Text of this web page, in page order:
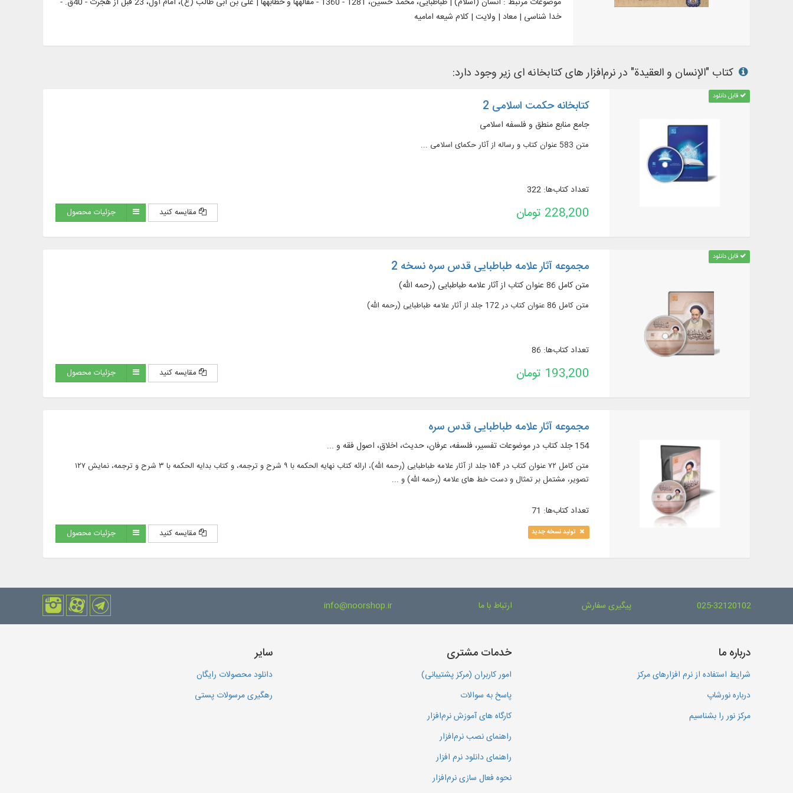
خدا شناسی | معاد | ولایت | کلام شیعه امامیه
کتاب "الإنسان و العقیدة" در نرم‌افزار های کتابخانه ای زیر وجود دارد:
قابل دانلود
کتابخانه حکمت اسلامی 2
جامع منابع منطق و فلسفه اسلامی
متن 583 عنوان کتاب و رساله از آثار حکمای اسلامی ...
تعداد کتاب‌ها: 322
228,200 تومان مقایسه کنید جزئیات محصول
قابل دانلود
مجموعه آثار علامه طباطبایی قدس سره نسخه 2
متن کامل 86 عنوان کتاب از آثار علامه طباطبایی (رحمه الله)
متن کامل 86 عنوان کتاب در 172 جلد از آثار علامه طباطبایی (رحمه الله)
تعداد کتاب‌ها: 86
193,200 تومان مقایسه کنید جزئیات محصول
مجموعه آثار علامه طباطبایی قدس سره
154 جلد کتاب در موضوعات تفسیر، فلسفه، عرفان، حدیث، اخلاق، اصول فقه و ...
متن کامل ۷۲ عنوان کتاب در ۱۵۴ جلد از آثار علامه طباطبایی (رحمه الله)، ارائه کتاب نهایه الحکمه با ۹ شرح و ترجمه، و کتاب بدایه الحکمه با ۳ شرح و ترجمه، نمایش ۱۲۷
تصویر، مشتمل بر تمثال و دست‌ خط‌ های علامه (رحمه الله) و ...
تعداد کتاب‌ها: 71
تولید نسخه جدید مقایسه کنید جزئیات محصول
025-32120102 پیگیری سفارش ارتباط با ما info@noorshop.ir
درباره ما
شرایط استفاده از نرم افزارهای مرکز
درباره نورشاپ
مرکز نور را بشناسیم
خدمات مشتری
امور کاربران (مرکز پشتیبانی)
پاسخ به سوالات
کارگاه های آموزش نرم‌افزار
راهنمای نصب نرم‌افزار
راهنمای دانلود نرم افزار
نحوه فعال سازی نرم‌افزار
سایر
دانلود محصولات رایگان
رهگیری مرسولات پستی